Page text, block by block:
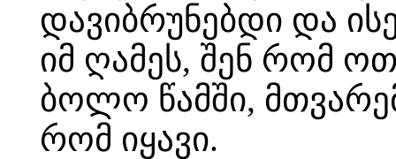
დავიბრუნებდი და
იმ ღამეს, შენ რომ
ბოლო წამში,
რომ იყავი.